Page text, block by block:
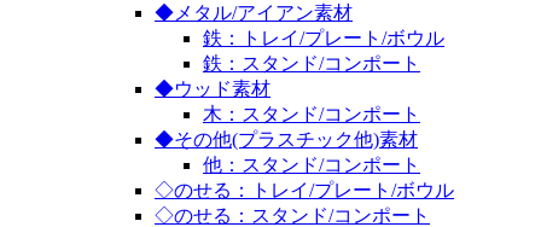
◆メタル/アイアン素材
鉄：トレイ/プレート/ボウル
鉄：スタンド/コンポート
◆ウッド素材
木：スタンド/コンポート
◆その他(プラスチック他)素材
他：スタンド/コンポート
◇のせる：トレイ/プレート/ボウル
◇のせる：スタンド/コンポート